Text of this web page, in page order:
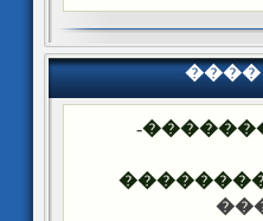
-
����
-